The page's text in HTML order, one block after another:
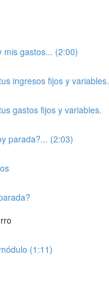
mis gastos... (2:00)
ingresos fijos y variables.
gastos fijos y variables.
parada?... (2:03)
(1:11)